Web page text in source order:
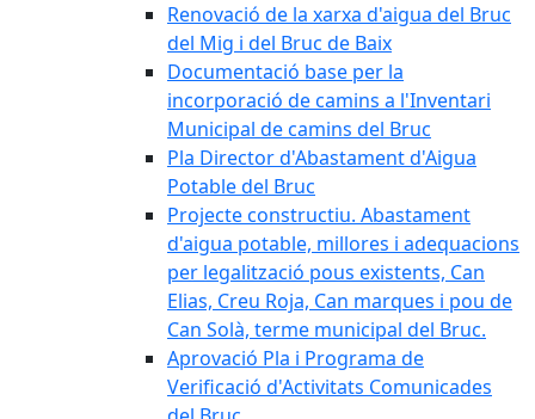
Renovació de la xarxa d'aigua del Bruc
del Mig i del Bruc de Baix
Documentació base per la
incorporació de camins a l'Inventari
Municipal de camins del Bruc
Pla Director d'Abastament d'Aigua
Potable del Bruc
Projecte constructiu. Abastament
d'aigua potable, millores i adequacions
per legalització pous existents, Can
Elias, Creu Roja, Can marques i pou de
Can Solà, terme municipal del Bruc.
Aprovació Pla i Programa de
Verificació d'Activitats Comunicades